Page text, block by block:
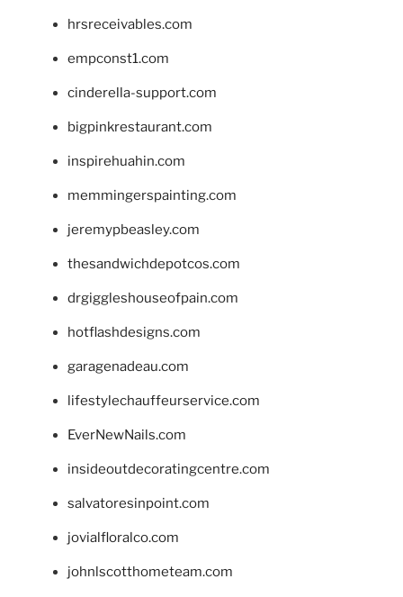
hrsreceivables.com
empconst1.com
cinderella-support.com
bigpinkrestaurant.com
inspirehuahin.com
memmingerspainting.com
jeremypbeasley.com
thesandwichdepotcos.com
drgiggleshouseofpain.com
hotflashdesigns.com
garagenadeau.com
lifestylechauffeurservice.com
EverNewNails.com
insideoutdecoratingcentre.com
salvatoresinpoint.com
jovialfloralco.com
johnlscotthometeam.com